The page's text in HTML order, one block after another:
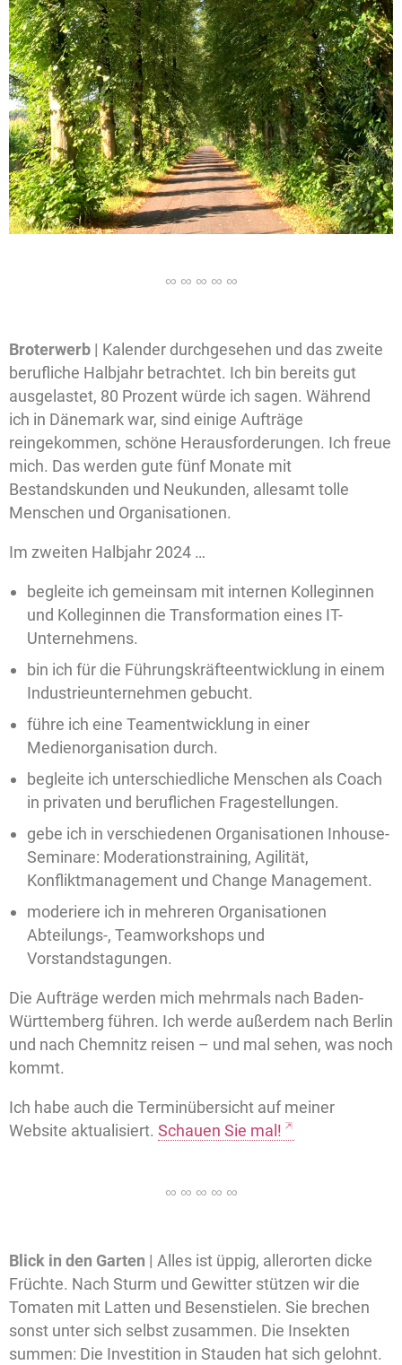
Broterwerb | Kalender durchgesehen und das zweite
berufliche Halbjahr betrachtet. Ich bin bereits gut
ausgelastet, 80 Prozent würde ich sagen. Während
ich in Dänemark war, sind einige Aufträge
reingekommen, schöne Herausforderungen. Ich freue
mich. Das werden gute fünf Monate mit
Bestandskunden und Neukunden, allesamt tolle
Menschen und Organisationen.
Im zweiten Halbjahr 2024 …
begleite ich gemeinsam mit internen Kolleginnen
und Kolleginnen die Transformation eines IT-
Unternehmens.
bin ich für die Führungskräfteentwicklung in einem
Industrieunternehmen gebucht.
führe ich eine Teamentwicklung in einer
Medienorganisation durch.
begleite ich unterschiedliche Menschen als Coach
in privaten und beruflichen Fragestellungen.
gebe ich in verschiedenen Organisationen Inhouse-
Seminare: Moderationstraining, Agilität,
Konfliktmanagement und Change Management.
moderiere ich in mehreren Organisationen
Abteilungs-, Teamworkshops und
Vorstandstagungen.
Die Aufträge werden mich mehrmals nach Baden-
Württemberg führen. Ich werde außerdem nach Berlin
und nach Chemnitz reisen – und mal sehen, was noch
kommt.
Ich habe auch die Terminübersicht auf meiner
Website aktualisiert. Schauen Sie mal!
Blick in den Garten | Alles ist üppig, allerorten dicke
Früchte. Nach Sturm und Gewitter stützen wir die
Tomaten mit Latten und Besenstielen. Sie brechen
sonst unter sich selbst zusammen. Die Insekten
summen: Die Investition in Stauden hat sich gelohnt.